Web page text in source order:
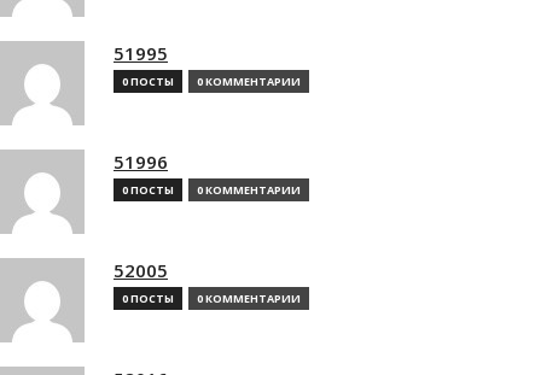
51995
0 ПОСТЫ 0 КОММЕНТАРИИ
51996
0 ПОСТЫ 0 КОММЕНТАРИИ
52005
0 ПОСТЫ 0 КОММЕНТАРИИ